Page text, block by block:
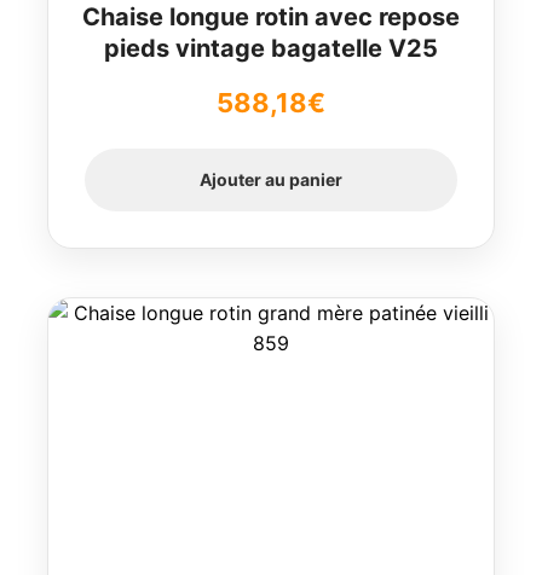
Chaise longue rotin avec repose
pieds vintage bagatelle V25
588,18€
Ajouter au panier